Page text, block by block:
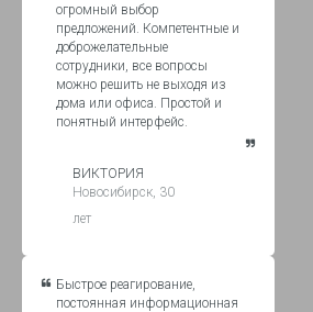
огромный выбор
предложений. Компетентные и
доброжелательные
сотрудники, все вопросы
можно решить не выходя из
дома или офиса. Простой и
понятный интерфейс.
ВИКТОРИЯ
Новосибирск, 30
лет
Быстрое реагирование,
постоянная информационная